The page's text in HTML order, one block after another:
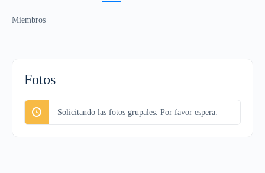
Miembros
Fotos
Solicitando las fotos grupales. Por favor espera.